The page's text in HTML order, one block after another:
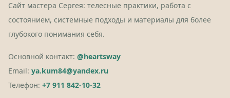
Сайт мастера Сергея: телесные практики, работа с
состоянием, системные подходы и материалы для более
глубокого понимания себя.
Основной контакт: @heartsway
Email: ya.kum84@yandex.ru
Телефон: +7 911 842-10-32